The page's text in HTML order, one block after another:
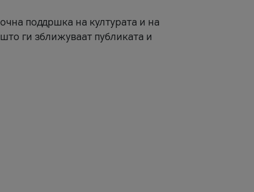
поддршка на културата и на
ги зближуваат публиката и